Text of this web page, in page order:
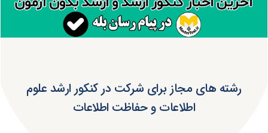
رشته های مجاز برای شرکت در کنکور ارشد علوم
اطلاعات و حفاظت اطلاعات